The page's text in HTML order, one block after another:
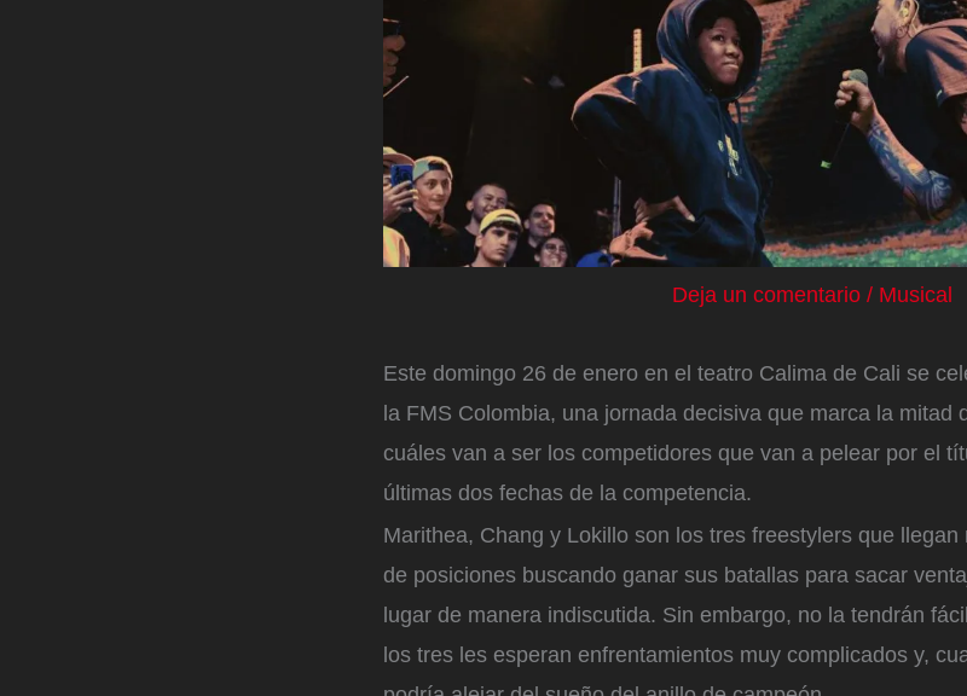
Deja un comentario / Musical
Este domingo 26 de enero en el teatro Calima de Cali se
la FMS Colombia, una jornada decisiva que marca la mitad
cuáles van a ser los competidores que van a pelear por el
últimas dos fechas de la competencia.
Marithea, Chang y Lokillo son los tres freestylers que
de posiciones buscando ganar sus batallas para sacar
lugar de manera indiscutida. Sin embargo, no la tendrán
los tres les esperan enfrentamientos muy complicados y,